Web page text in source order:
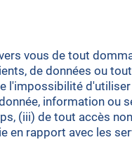
vous de tout
de données ou
l'impossibilité
information ou
(iii) de tout accès
en rapport avec les